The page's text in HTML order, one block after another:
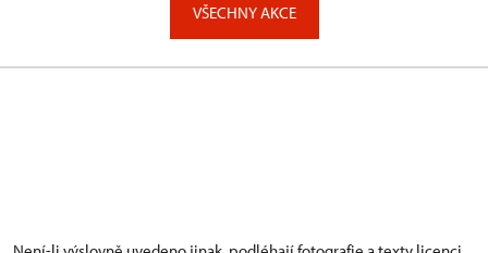
VŠECHNY AKCE